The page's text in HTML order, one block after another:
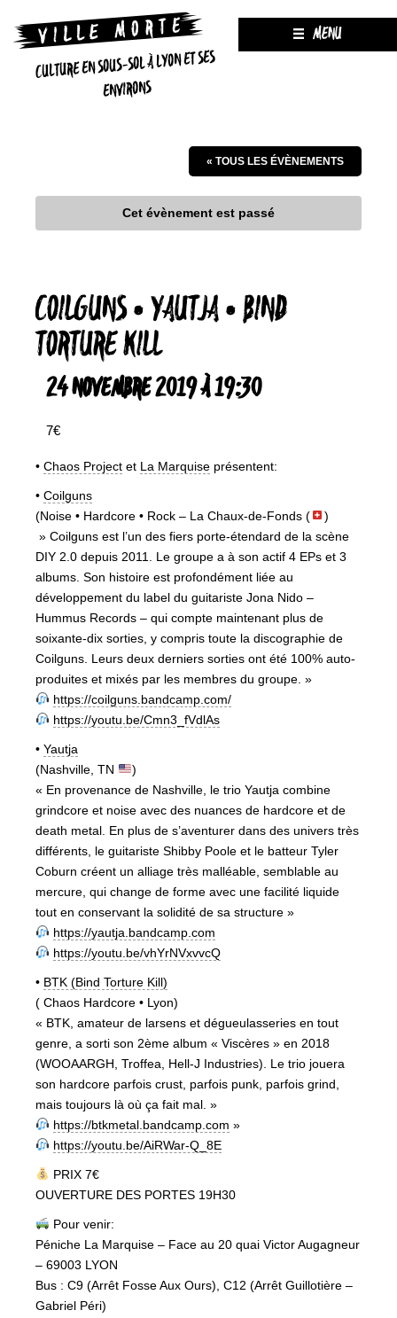
CULTURE EN SOUS-SOL À LYON ET SES
ENVIRONS
MENU
« TOUS LES ÉVÈNEMENTS
Cet évènement est passé
COILGUNS • YAUTJA • BIND
TORTURE KILL
24 NOVEMBRE 2019 À 19:30
7€
• Chaos Project et La Marquise présentent:
• Coilguns
(Noise • Hardcore • Rock – La Chaux-de-Fonds (
)
» Coilguns est l’un des fiers porte-étendard de la scène
DIY 2.0 depuis 2011. Le groupe a à son actif 4 EPs et 3
albums. Son histoire est profondément liée au
développement du label du guitariste Jona Nido –
Hummus Records – qui compte maintenant plus de
soixante-dix sorties, y compris toute la discographie de
Coilguns. Leurs deux derniers sorties ont été 100% auto-
produites et mixés par les membres du groupe. »
https://coilguns.bandcamp.com/
https://youtu.be/Cmn3_fVdlAs
• Yautja
(Nashville, TN
)
« En provenance de Nashville, le trio Yautja combine
grindcore et noise avec des nuances de hardcore et de
death metal. En plus de s’aventurer dans des univers très
différents, le guitariste Shibby Poole et le batteur Tyler
Coburn créent un alliage très malléable, semblable au
mercure, qui change de forme avec une facilité liquide
tout en conservant la solidité de sa structure »
https://yautja.bandcamp.com
https://youtu.be/vhYrNVxvvcQ
• BTK (Bind Torture Kill)
( Chaos Hardcore • Lyon)
« BTK, amateur de larsens et dégueulasseries en tout
genre, a sorti son 2ème album « Viscères » en 2018
(WOOAARGH, Troffea, Hell-J Industries). Le trio jouera
son hardcore parfois crust, parfois punk, parfois grind,
mais toujours là où ça fait mal. »
https://btkmetal.bandcamp.com »
https://youtu.be/AiRWar-Q_8E
PRIX 7€
OUVERTURE DES PORTES 19H30
Pour venir:
Péniche La Marquise – Face au 20 quai Victor Augagneur
– 69003 LYON
Bus : C9 (Arrêt Fosse Aux Ours), C12 (Arrêt Guillotière –
Gabriel Péri)